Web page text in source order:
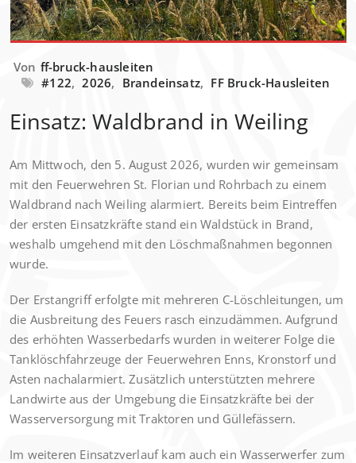
Von ff-bruck-hausleiten
#122, 2026, Brandeinsatz, FF Bruck-Hausleiten
Einsatz: Waldbrand in Weiling
Am Mittwoch, den 5. August 2026, wurden wir gemeinsam
mit den Feuerwehren St. Florian und Rohrbach zu einem
Waldbrand nach Weiling alarmiert. Bereits beim Eintreffen
der ersten Einsatzkräfte stand ein Waldstück in Brand,
weshalb umgehend mit den Löschmaßnahmen begonnen
wurde.
Der Erstangriff erfolgte mit mehreren C-Löschleitungen, um
die Ausbreitung des Feuers rasch einzudämmen. Aufgrund
des erhöhten Wasserbedarfs wurden in weiterer Folge die
Tanklöschfahrzeuge der Feuerwehren Enns, Kronstorf und
Asten nachalarmiert. Zusätzlich unterstützten mehrere
Landwirte aus der Umgebung die Einsatzkräfte bei der
Wasserversorgung mit Traktoren und Güllefässern.
Im weiteren Einsatzverlauf kam auch ein Wasserwerfer zum